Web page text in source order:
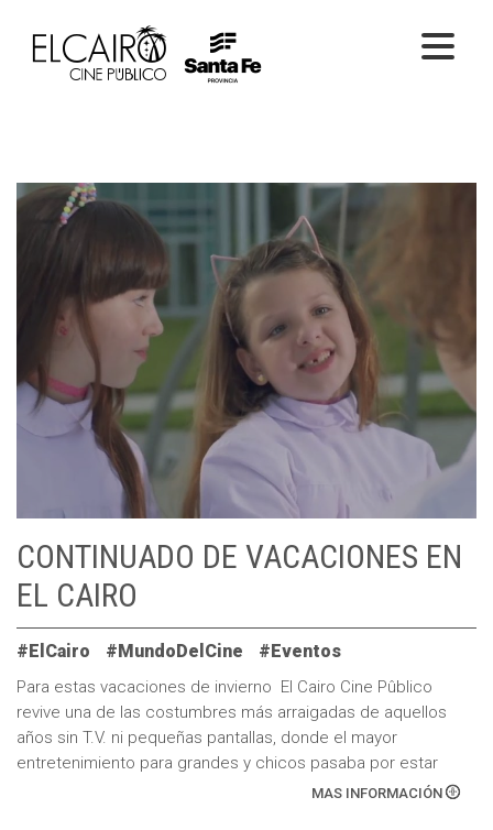
CICLOS
EL CINE
CONTINUADO DE VACACIONES EN
EL CAIRO
#ElCairo #MundoDelCine #Eventos
Para estas vacaciones de invierno El Cairo Cine Pûblico
revive una de las costumbres más arraigadas de aquellos
años sin T.V. ni pequeñas pantallas, donde el mayor
entretenimiento para grandes y chicos pasaba por estar
varias horas seguidas soñando dentro […]MAS INFORMACIÓN